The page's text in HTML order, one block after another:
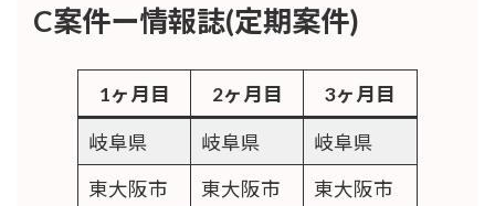
C案件ー情報誌(定期案件)
1ヶ月目 2ヶ月目 3ヶ月目
岐阜県 岐阜県
岐阜県
東大阪市
東大阪市
東大阪市